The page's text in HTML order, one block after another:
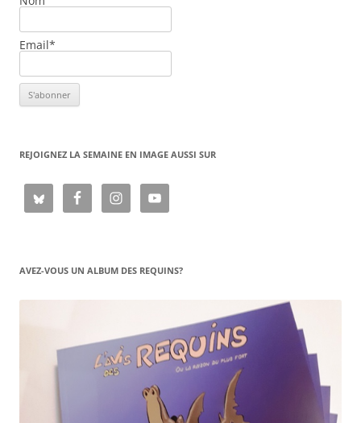
Email*
REJOIGNEZ LA SEMAINE EN IMAGE AUSSI SUR
AVEZ-VOUS UN ALBUM DES REQUINS?